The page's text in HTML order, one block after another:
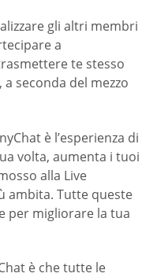
gli altri membri
a
te stesso
seconda del mezzo
è l’esperienza di
volta, aumenta i tuoi
alla Live
ambita. Tutte queste
per migliorare la tua
è che tutte le